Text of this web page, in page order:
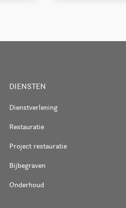
DIENSTEN
Dienstverlening
Restauratie
Project restauratie
Bijbegraven
Onderhoud